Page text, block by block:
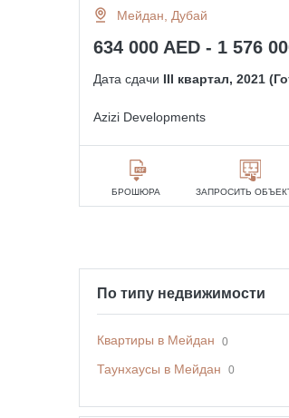
Мейдан, Дубай
634 000 AED - 1 576
Дата сдачи III квартал, 2021
Azizi Developments
БРОШЮРА ЗАПРОСИТЬ
По типу недвижимости
Квартиры в Мейдан 0
Таунхаусы в Мейдан 0